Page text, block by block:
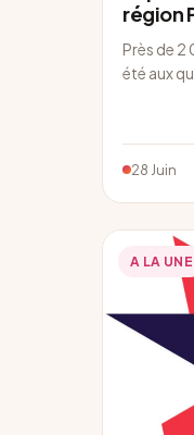
région
Près de
été aux
28 Juin
A LA UNE